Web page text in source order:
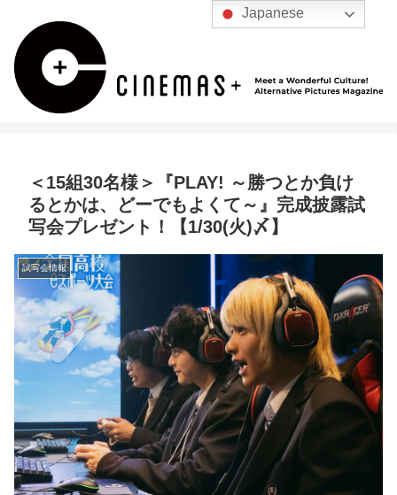
＜15組30名様＞『PLAY! ～勝つとか負け
るとかは、どーでもよくて～』完成披露試
写会プレゼント！【1/30(火)〆】
試写会情報
Japanese